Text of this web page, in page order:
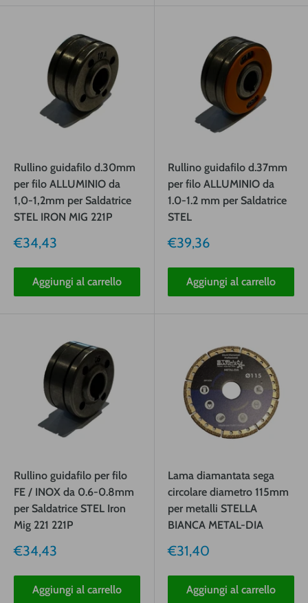
Rullino guidafilo d.30mm
per filo ALLUMINIO da
1,0-1,2mm per Saldatrice
STEL IRON MIG 221P
Prezzo
€34,43
Aggiungi al carrello
Rullino guidafilo d.37mm
per filo ALLUMINIO da
1.0-1.2 mm per Saldatrice
STEL
Prezzo
€39,36
Aggiungi al carrello
Rullino guidafilo per filo
FE / INOX da 0.6-0.8mm
per Saldatrice STEL Iron
Mig 221 221P
Prezzo
€34,43
Aggiungi al carrello
Lama diamantata sega
circolare diametro 115mm
per metalli STELLA
BIANCA METAL-DIA
Prezzo
€31,40
Aggiungi al carrello